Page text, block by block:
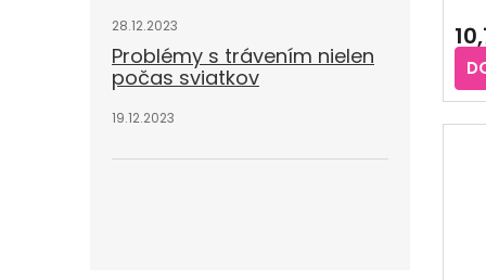
28.12.2023
Problémy s trávením nielen
počas sviatkov
19.12.2023